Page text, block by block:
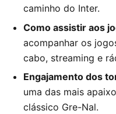
caminho do Inter.
Como assistir aos
acompanhar os
cabo, streaming e
Engajamento dos
uma das mais
clássico Gre-Nal.